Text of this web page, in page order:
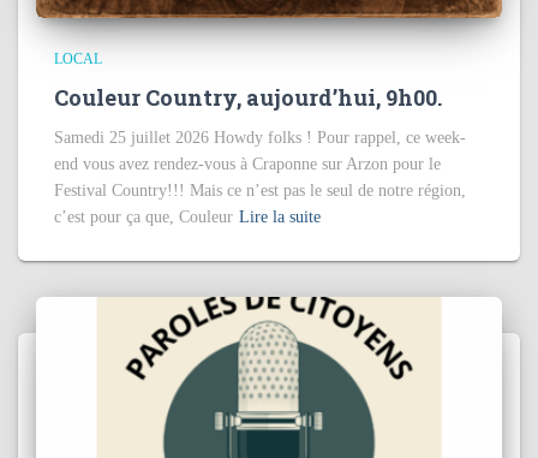
LOCAL
Couleur Country, aujourd’hui, 9h00.
Samedi 25 juillet 2026 Howdy folks ! Pour rappel, ce week-
end vous avez rendez-vous à Craponne sur Arzon pour le
Festival Country!!! Mais ce n’est pas le seul de notre région,
c’est pour ça que, Couleur Lire la suite